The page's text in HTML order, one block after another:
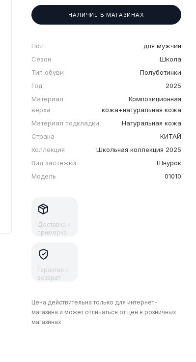
НАЛИЧИЕ В МАГАЗИНАХ
Пол
для мужчин
Сезон
Школа
Тип обуви
Полуботинки
Год
2025
Материал
верха
Композиционная
кожа+натуральная кожа
Материал подкладки
Натуральная кожа
Страна
КИТАЙ
Коллекция
Школьная коллекция 2025
Вид застежки
Шнурок
Модель
01010
Доставка и
примерка
Гарантия и
возврат
Цена действительна только для интернет-
магазина и может отличаться от цен в розничных
магазинах